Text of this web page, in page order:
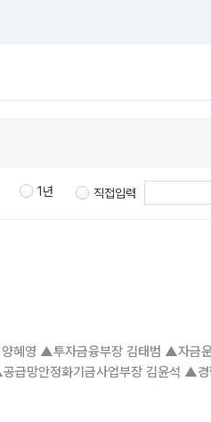
1년 직접입력
급망안정화기금사업부장 김윤석 ▲